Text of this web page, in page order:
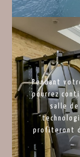
Pendant
pourrez
salle de
profiteront